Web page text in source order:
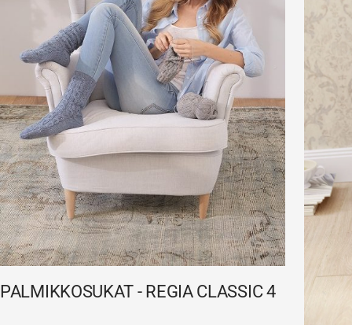
PALMIKKOSUKAT - REGIA CLASSIC 4